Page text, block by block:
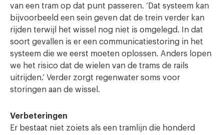
van een tram op dat punt passeren. ‘Dat systeem kan
bijvoorbeeld een sein geven dat de trein verder kan
rijden terwijl het wissel nog niet is omgelegd. In dat
soort gevallen is er een communicatiestoring in het
systeem die we eerst moeten oplossen. Anders lopen
we het risico dat de wielen van de trams de rails
uitrijden.’ Verder zorgt regenwater soms voor
storingen aan de wissel.
Verbeteringen
Er bestaat niet zoiets als een tramlijn die honderd